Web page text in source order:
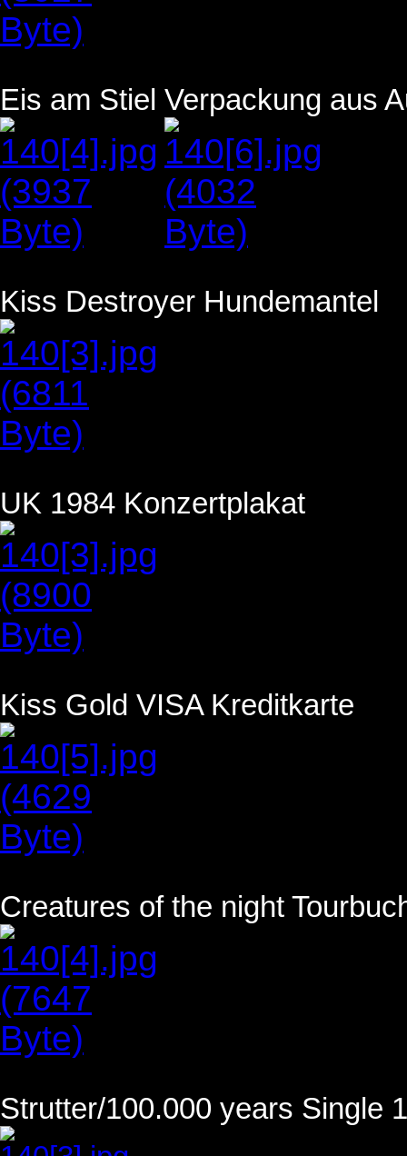
Eis am Stiel Verpackung aus
Kiss Destroyer Hundemantel
UK 1984 Konzertplakat
Kiss Gold VISA Kreditkarte
Creatures of the night
Strutter/100.000 years Single